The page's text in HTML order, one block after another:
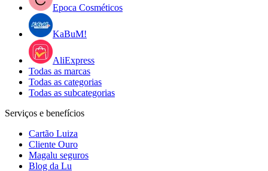
Epoca Cosméticos
KaBuM!
AliExpress
Todas as marcas
Todas as categorias
Todas as subcategorias
Serviços e benefícios
Cartão Luiza
Cliente Ouro
Magalu seguros
Blog da Lu